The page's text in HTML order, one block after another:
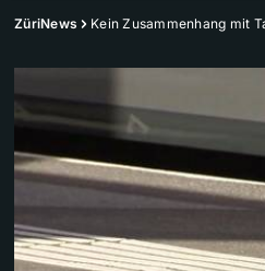
ZüriNews Kein Zusammenhang mit